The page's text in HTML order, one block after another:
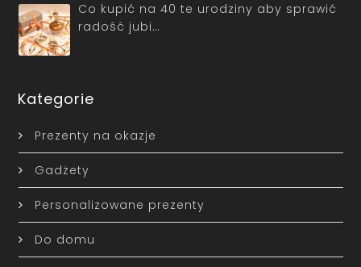
Co kupić na 40 te urodziny aby sprawić
radość jubi…
Kategorie
Prezenty na okazje
Gadżety
Personalizowane prezenty
Do domu